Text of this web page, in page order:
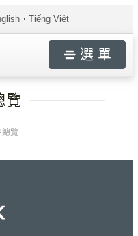
Tiếng Việt
選 單
覽
總覽